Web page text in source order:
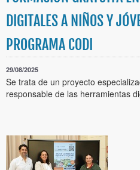
Ayudas y Premios
DIGITALES A NIÑOS Y
PROGRAMA CODI
29/08/2025
Se trata de un proyecto
responsable de las herramientas